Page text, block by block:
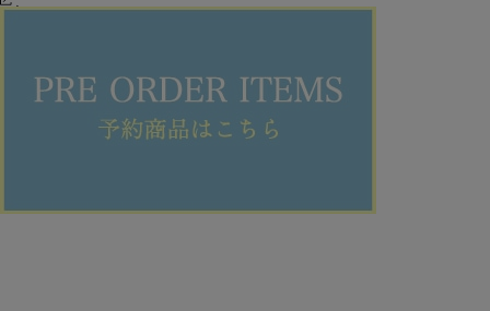
ブラウス(ぶらうす) /